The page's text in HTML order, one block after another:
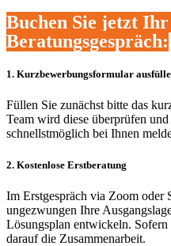
Buchen Sie jetzt Ihr
Beratungsgespräch:
1. Kurzbewerbungsformular
Füllen Sie zunächst bitte das
Team wird diese überprüfen
schnellstmöglich bei Ihnen
2. Kostenlose Erstberatung
Im Erstgespräch via Zoom oder
ungezwungen Ihre
Lösungsplan entwickeln. Sofern
darauf die Zusammenarbeit.